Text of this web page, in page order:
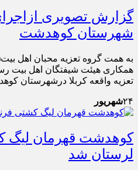
گزارش تصویری
شهرستان کوهدشت
به همت گروه تعزیه محبان اهل
همکاری هیئت شیفتگان اهل بیت
تعزیه واقعه کربلا درشهرستان
۲۴شهریور
کوهدشت قهرمان لیگ
لرستان شد